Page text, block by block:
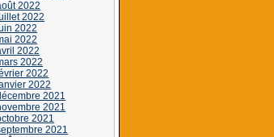
2022
2022
2022
2022
2022
2022
2022
2022
2021
2021
2021
2021